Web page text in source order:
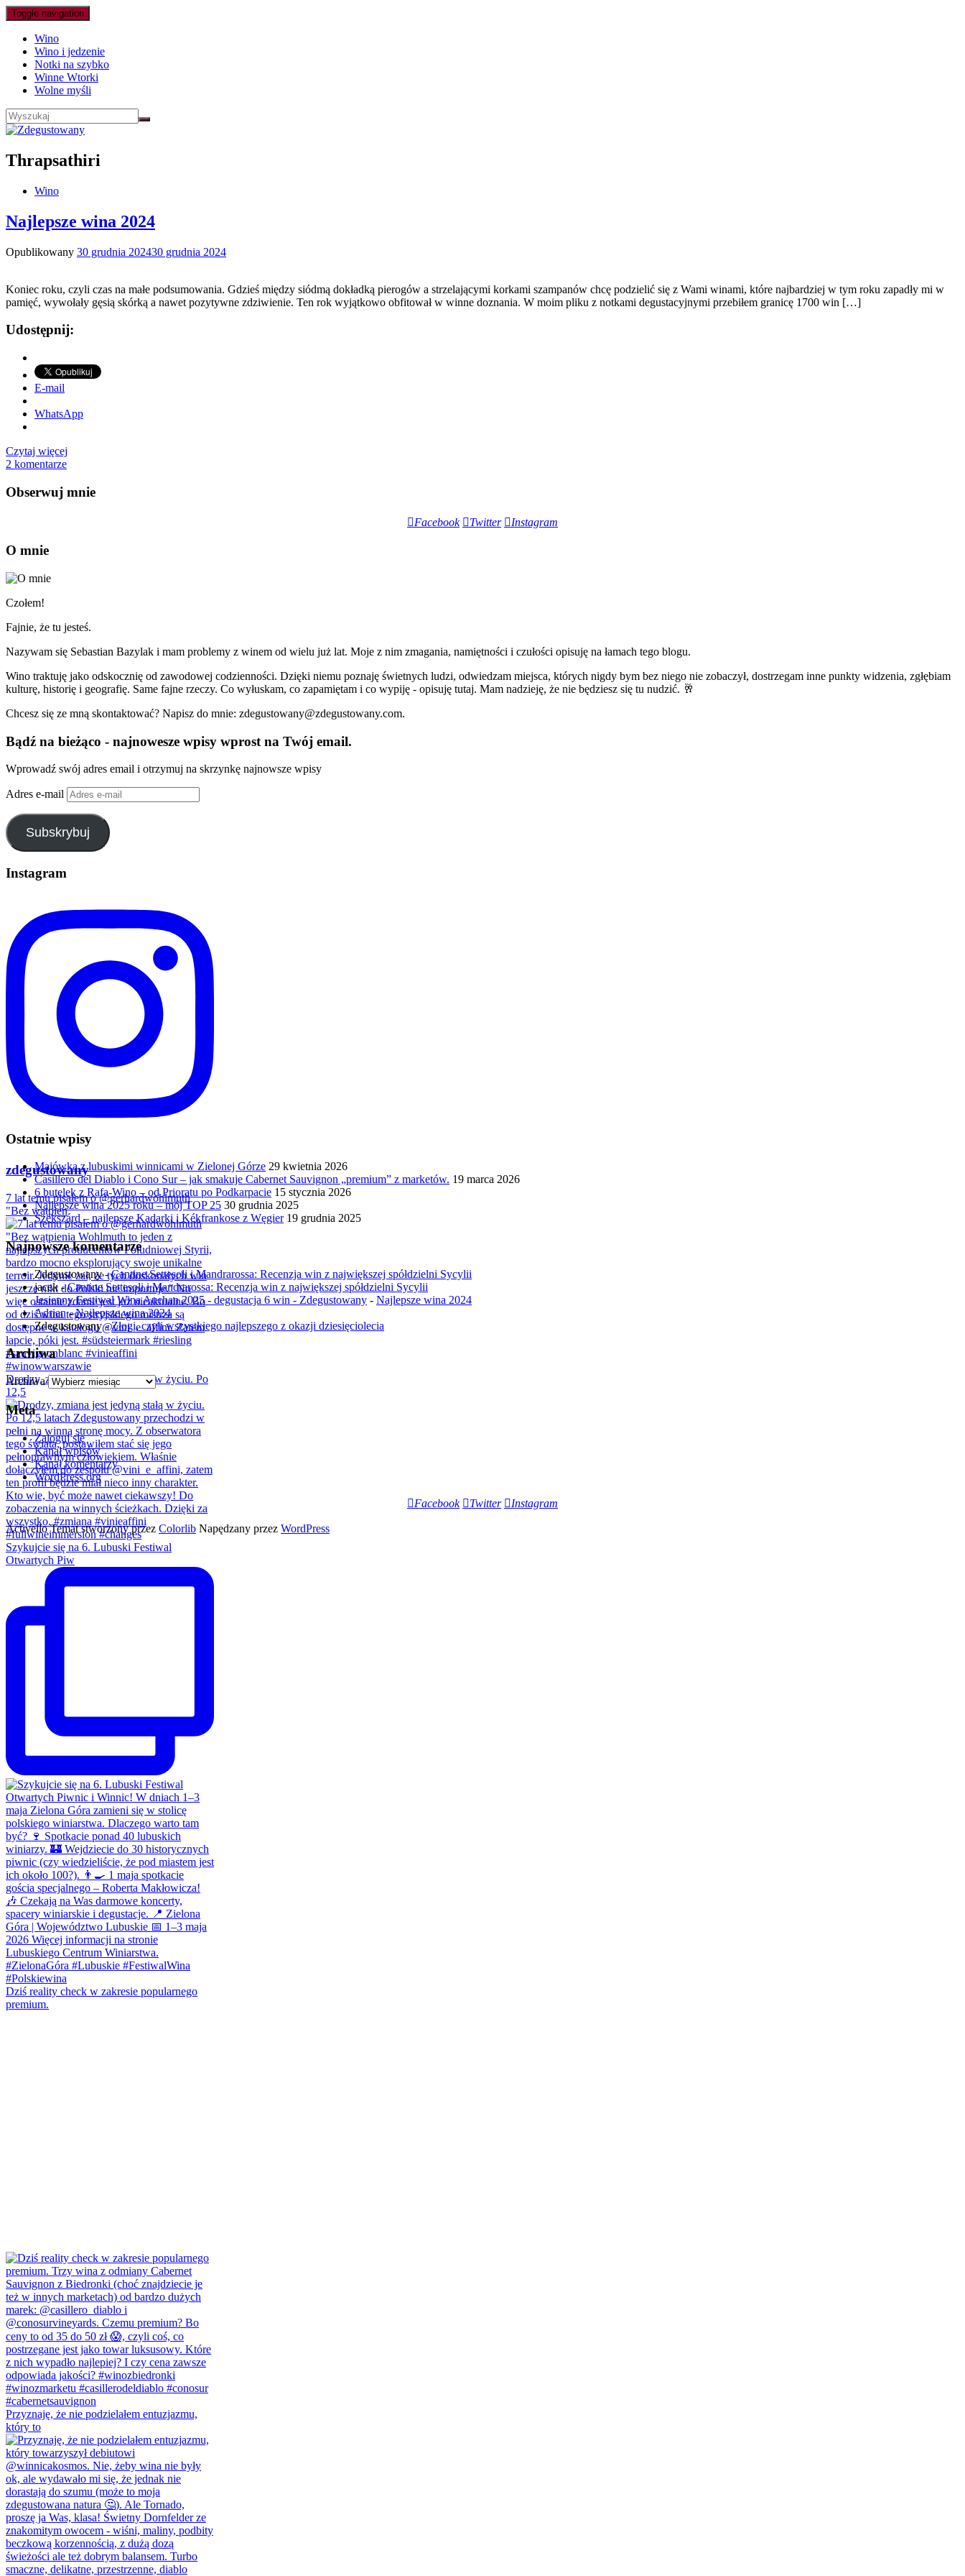
Toggle navigation
Wino
Wino i jedzenie
Notki na szybko
Winne Wtorki
Wolne myśli
Thrapsathiri
Wino
Najlepsze wina 2024
Opublikowany 30 grudnia 202430 grudnia 2024
Koniec roku, czyli czas na małe podsumowania. Gdzieś między siódmą dokładką pierogów a strzelającymi korkami szampanów chcę podzielić się z Wami winami, które najbardziej w tym roku zapadły mi w
pamięć, wywołały gęsią skórką a nawet pozytywne zdziwienie. Ten rok wyjątkowo obfitował w winne doznania. W moim pliku z notkami degustacyjnymi przebiłem granicę 1700 win […]
Udostępnij:
E-mail
WhatsApp
Czytaj więcej
2 komentarze
Obserwuj mnie
Facebook Twitter Instagram
O mnie
Czołem!
Fajnie, że tu jesteś.
Nazywam się Sebastian Bazylak i mam problemy z winem od wielu już lat. Moje z nim zmagania, namiętności i czułości opisuję na łamach tego blogu.
Wino traktuję jako odskocznię od zawodowej codzienności. Dzięki niemu poznaję świetnych ludzi, odwiedzam miejsca, których nigdy bym bez niego nie zobaczył, dostrzegam inne punkty widzenia, zgłębiam
kulturę, historię i geografię. Same fajne rzeczy. Co wyłuskam, co zapamiętam i co wypiję - opisuję tutaj. Mam nadzieję, że nie będziesz się tu nudzić. 🥂
Chcesz się ze mną skontaktować? Napisz do mnie: zdegustowany@zdegustowany.com.
Bądź na bieżąco - najnowesze wpisy wprost na Twój email.
Wprowadź swój adres email i otrzymuj na skrzynkę najnowsze wpisy
Adres e-mail
Subskrybuj
Instagram
zdegustowany
7 lat temu pisałem o @gerhardwohlmuth
"Bez wątpien
Drodzy, zmiana jest jedyną stałą w życiu. Po
12,5
Szykujcie się na 6. Lubuski Festiwal
Otwartych Piw
Dziś reality check w zakresie popularnego
premium.
Przyznaję, że nie podzielałem entuzjazmu,
który to
Ostatnie wpisy
Majówka z lubuskimi winnicami w Zielonej Górze 29 kwietnia 2026
Casillero del Diablo i Cono Sur – jak smakuje Cabernet Sauvignon „premium” z marketów. 19 marca 2026
6 butelek z Rafa-Wino – od Prioratu po Podkarpacie 15 stycznia 2026
Najlepsze wina 2025 roku – mój TOP 25 30 grudnia 2025
Szekszárd – najlepsze Kadarki i Kékfrankose z Węgier 19 grudnia 2025
Najnowsze komentarze
Zdegustowany-Cantine Settesoli i Mandrarossa: Recenzja win z największej spółdzielni Sycylii
jacek -Cantine Settesoli i Mandrarossa: Recenzja win z największej spółdzielni Sycylii
Jesienny Festiwal Wina Auchan 2025 - degustacja 6 win - Zdegustowany - Najlepsze wina 2024
Adrian-Najlepsze wina 2024
Zdegustowany-Złogi, czyli wszystkiego najlepszego z okazji dziesięciolecia
Archiwa
Archiwa
Meta
Zaloguj się
Kanał wpisów
Kanał komentarzy
WordPress.org
Facebook Twitter Instagram
Activello Temat stworzony przez Colorlib Napędzany przez WordPress